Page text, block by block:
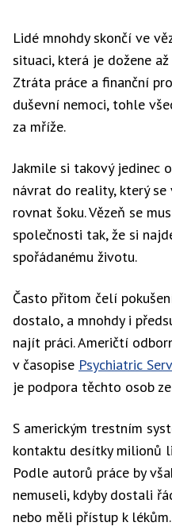
Lidé mnohdy skončí ve
situaci, která je dožene
Ztráta práce a finanční
duševní nemoci, tohle
za mříže.
Jakmile si takový jedinec
návrat do reality, který se
rovnat šoku. Vězeň se
společnosti tak, že si
spořádanému životu.
Často přitom čelí
dostalo, a mnohdy i
najít práci. Američtí
v časopise Psychiatric
je podpora těchto osob
S americkým trestním
kontaktu desítky milionů
Podle autorů práce by
nemuseli, kdyby dostali
nebo měli přístup k lékům.